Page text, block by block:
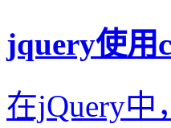
jquery使用
在jQuery中